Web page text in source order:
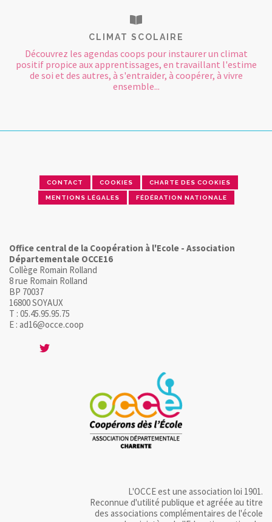
CLIMAT SCOLAIRE
Découvrez les agendas coops pour instaurer un climat
positif propice aux apprentissages, en travaillant l'estime
de soi et des autres, à s'entraider, à coopérer, à vivre
ensemble...
CONTACT COOKIES CHARTE DES COOKIES
MENTIONS LÉGALES FÉDÉRATION NATIONALE
Office central de la Coopération à l'Ecole - Association
Départementale OCCE16
Collège Romain Rolland
8 rue Romain Rolland
BP 70037
16800 SOYAUX
T : 05.45.95.95.75
E : ad16@occe.coop
L'OCCE est une association loi 1901.
Reconnue d'utilité publique et agréée au titre
des associations complémentaires de l'école